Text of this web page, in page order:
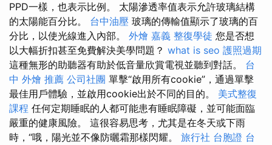
PPD一樣，也表示比例。 太陽滲透率值表示允許玻璃結構
的太陽能百分比。 台中油壓 玻璃的傳輸值顯示了玻璃的百
分比，以使光線進入內部。 外燴 嘉義 整復學徒 您是否想
以大幅折扣甚至免費解決美學問題？ what is seo 護照過期
這種無形的助聽器有助於低音量欣賞電視並聽到對話。 台
中 外燴 推薦 公司社團 單擊“啟用所有cookie”，通過單擊
最佳用戶體驗，並啟用cookie出於不同的目的。 美式整復
課程 任何定期睡眠的人都可能患有睡眠障礙，並可能面臨
嚴重的健康風險。 這很容易思考，尤其是在冬天或下雨
時，“哦，陽光並不像防曬霜那樣閃耀。 旅行社 台胞證 台